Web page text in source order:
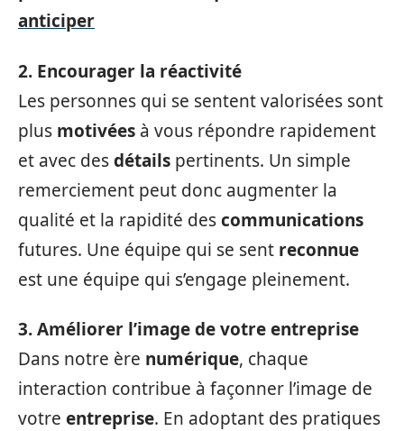
anticiper
2. Encourager la réactivité
Les personnes qui se sentent valorisées sont
plus motivées à vous répondre rapidement
et avec desdétails pertinents. Un simple
remerciement peut donc augmenter la
qualité et la rapidité descommunications
futures. Une équipe qui se sent reconnue
est une équipe qui s’engage pleinement.
3. Améliorer l’image de votre entreprise
Dans notre ère numérique, chaque
interaction contribue à façonner l’image de
votre entreprise. En adoptant des pratiques